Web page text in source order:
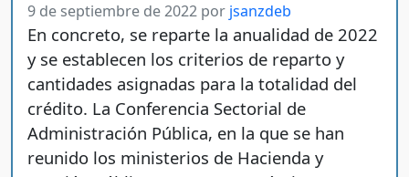
9 de septiembre de 2022 por jsanzdeb
En concreto, se reparte la anualidad de 2022
y se establecen los criterios de reparto y
cantidades asignadas para la totalidad del
crédito. La Conferencia Sectorial de
Administración Pública, en la que se han
reunido los ministerios de Hacienda y